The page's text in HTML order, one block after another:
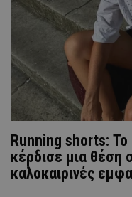
Running shorts: Το
κέρδισε μια θέση
καλοκαιρινές